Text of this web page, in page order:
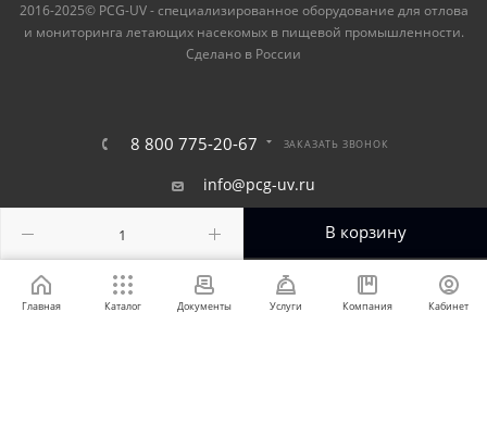
В корзину
2016-2025© PCG-UV - специализированное оборудование для отлова
и мониторинга летающих насекомых в пищевой промышленности.
Сделано в России
8 800 775-20-67 ЗАКАЗАТЬ ЗВОНОК
info@pcg-uv.ru
141407, Московская область, город
Химки, улица Нагорное шоссе, дом №2
Главная Каталог Документы Услуги Компания Кабинет